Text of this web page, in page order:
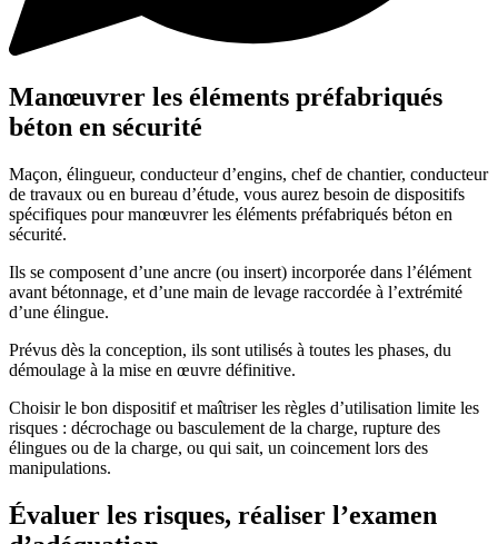
Manœuvrer les éléments préfabriqués
béton en sécurité
Maçon, élingueur, conducteur d’engins, chef de chantier, conducteur
de travaux ou en bureau d’étude, vous aurez besoin de dispositifs
spécifiques pour manœuvrer les éléments préfabriqués béton en
sécurité.
Ils se composent d’une ancre (ou insert) incorporée dans l’élément
avant bétonnage, et d’une main de levage raccordée à l’extrémité
d’une élingue.
Prévus dès la conception, ils sont utilisés à toutes les phases, du
démoulage à la mise en œuvre définitive.
Choisir le bon dispositif et maîtriser les règles d’utilisation limite les
risques : décrochage ou basculement de la charge, rupture des
élingues ou de la charge, ou qui sait, un coincement lors des
manipulations.
Évaluer les risques, réaliser l’examen